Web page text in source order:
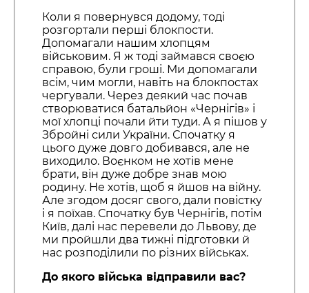
Коли я повернувся додому, тоді
розгортали перші блокпости.
Допомагали нашим хлопцям
військовим. Я ж тоді займався своєю
справою, були гроші. Ми допомагали
всім, чим могли, навіть на блокпостах
чергували. Через деякий час почав
створюватися батальйон «Чернігів» і
мої хлопці почали йти туди. А я пішов у
Збройні сили України. Спочатку я
цього дуже довго добивався, але не
виходило. Воєнком не хотів мене
брати, він дуже добре знав мою
родину. Не хотів, щоб я йшов на війну.
Але згодом досяг свого, дали повістку
і я поїхав. Спочатку був Чернігів, потім
Київ, далі нас перевели до Львову, де
ми пройшли два тижні підготовки й
нас розподілили по різних військах.
До якого війська відправили вас?